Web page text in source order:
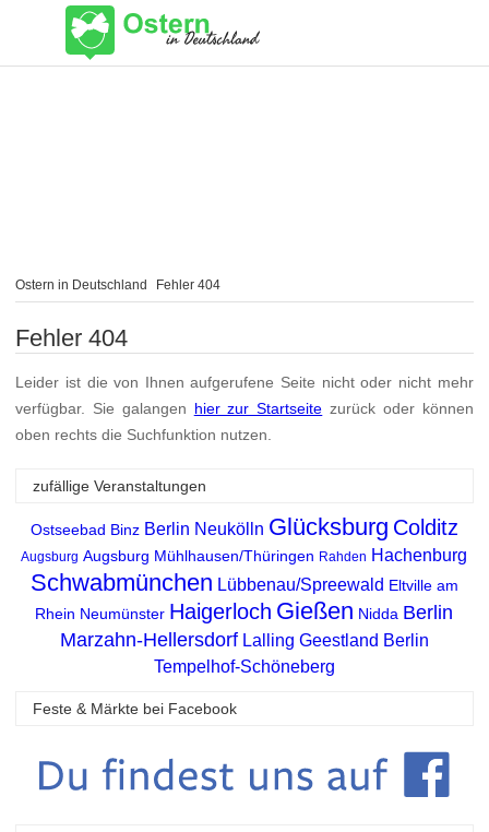
Ostern in Deutschland Fehler 404
Fehler 404
Leider ist die von Ihnen aufgerufene Seite nicht oder nicht mehr
verfügbar. Sie galangen hier zur Startseite zurück oder können
oben rechts die Suchfunktion nutzen.
zufällige Veranstaltungen
Ostseebad Binz Berlin Neukölln Glücksburg Colditz
Augsburg Augsburg Mühlhausen/Thüringen Rahden Hachenburg
Schwabmünchen Lübbenau/Spreewald Eltville am
Rhein Neumünster Haigerloch Gießen Nidda Berlin
Marzahn-Hellersdorf Lalling Geestland Berlin
Tempelhof-Schöneberg
Feste & Märkte bei Facebook